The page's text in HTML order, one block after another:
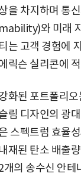
을 차지하며 통
mability)와 미래
티는 고객 경험에
릭슨 실리콘에
화된 포트폴리
림 디자인의 광
스펙트럼 효율
재된 탄소 배출
개의 송수신 안테